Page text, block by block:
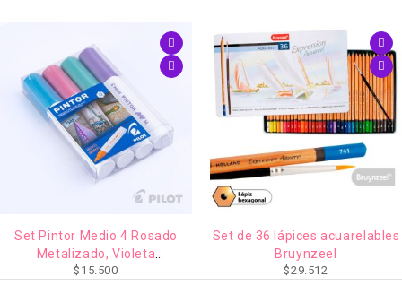
Set Pintor Medio 4 Rosado
Metalizado, Violeta
Metalizado, Azul Metalizado,
$ 15.500
Set de 36 lápices acuarelables
Bruynzeel
$29.512